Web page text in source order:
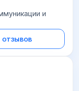
и
отзывов